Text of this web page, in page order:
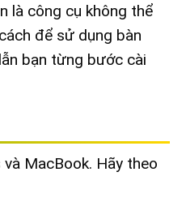
là công cụ không thể
để sử dụng bàn
bạn từng bước cài
MacBook. Hãy theo